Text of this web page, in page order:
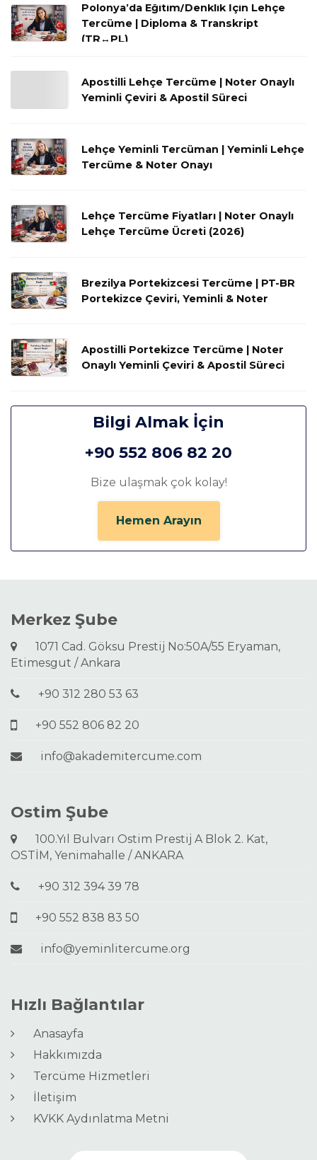
Polonya’da Eğitim/Denklik İçin Lehçe
Tercüme | Diploma & Transkript
(TR↔PL)
Apostilli Lehçe Tercüme | Noter Onaylı
Yeminli Çeviri & Apostil Süreci
Lehçe Yeminli Tercüman | Yeminli Lehçe
Tercüme & Noter Onayı
Lehçe Tercüme Fiyatları | Noter Onaylı
Lehçe Tercüme Ücreti (2026)
Brezilya Portekizcesi Tercüme | PT-BR
Portekizce Çeviri, Yeminli & Noter
Apostilli Portekizce Tercüme | Noter
Onaylı Yeminli Çeviri & Apostil Süreci
Bilgi Almak İçin
+90 552 806 82 20
Bize ulaşmak çok kolay!
Hemen Arayın
Merkez Şube
1071 Cad. Göksu Prestij No:50A/55 Eryaman,
Etimesgut / Ankara
+90 312 280 53 63
+90 552 806 82 20
info@akademitercume.com
Ostim Şube
100.Yıl Bulvarı Ostim Prestij A Blok 2. Kat,
OSTİM, Yenimahalle / ANKARA
+90 312 394 39 78
+90 552 838 83 50
info@yeminlitercume.org
Hızlı Bağlantılar
Anasayfa
Hakkımızda
Tercüme Hizmetleri
İletişim
KVKK Aydınlatma Metni